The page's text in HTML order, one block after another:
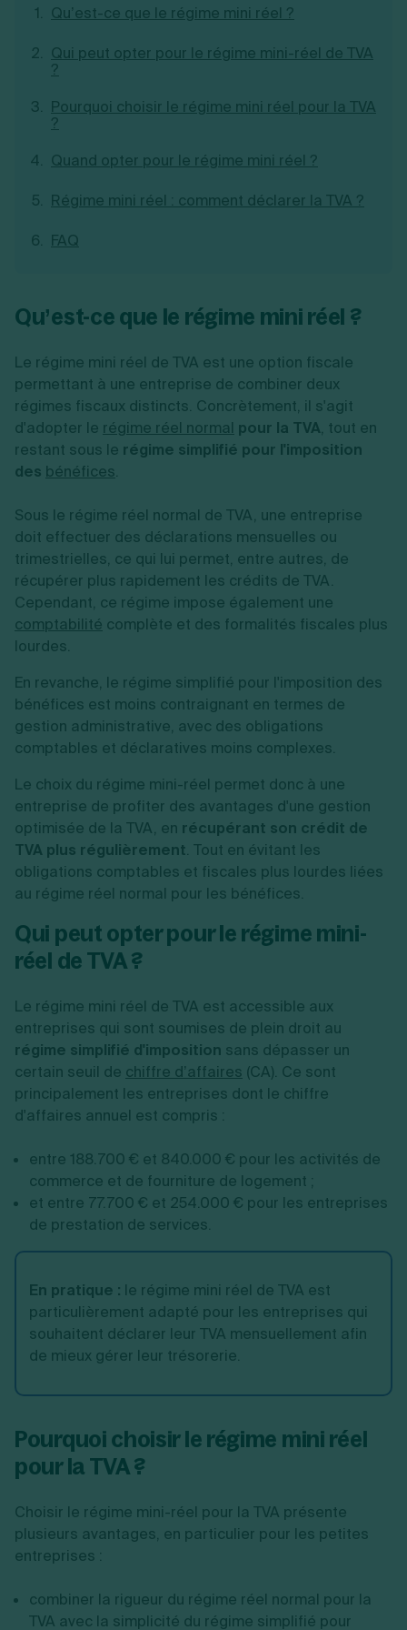
Toutes les modifications
Je souhaite être accompagné
Découvrez notre cabinet d'expertise
Création d'EURL
Création de SARL
Création de SAS
Création d'association
Aides à la création d’entreprise
Ouverture compte pro
Fermeture d’une entreprise
Création d'entreprise
Qu’est-ce que le régime mini réel ?
Qui peut opter pour le régime mini-réel de TVA
?
Pourquoi choisir le régime mini réel pour la TVA
?
Quand opter pour le régime mini réel ?
Régime mini réel : comment déclarer la TVA ?
FAQ
Qu’est-ce que le régime mini réel ?
Le régime mini réel de TVA est une option fiscale
permettant à une entreprise de combiner deux
régimes fiscaux distincts. Concrètement, il s'agit
d'adopter le régime réel normal pour la TVA, tout en
restant sous le régime simplifié pour l'imposition
des bénéfices.
Sous le régime réel normal de TVA, une entreprise
doit effectuer des déclarations mensuelles ou
trimestrielles, ce qui lui permet, entre autres, de
récupérer plus rapidement les crédits de TVA.
Cependant, ce régime impose également une
comptabilité complète et des formalités fiscales plus
lourdes.
En revanche, le régime simplifié pour l'imposition des
bénéfices est moins contraignant en termes de
gestion administrative, avec des obligations
comptables et déclaratives moins complexes.
Le choix du régime mini-réel permet donc à une
entreprise de profiter des avantages d'une gestion
optimisée de la TVA, en récupérant son crédit de
TVA plus régulièrement. Tout en évitant les
obligations comptables et fiscales plus lourdes liées
au régime réel normal pour les bénéfices.
Qui peut opter pour le régime mini-
réel de TVA ?
Le régime mini réel de TVA est accessible aux
entreprises qui sont soumises de plein droit au
régime simplifié d'imposition sans dépasser un
certain seuil de chiffre d’affaires (CA). Ce sont
principalement les entreprises dont le chiffre
d'affaires annuel est compris :
entre 188.700 € et 840.000 € pour les activités de
commerce et de fourniture de logement ;
et entre 77.700 € et 254.000 € pour les entreprises
de prestation de services.
En pratique : le régime mini réel de TVA est
particulièrement adapté pour les entreprises qui
souhaitent déclarer leur TVA mensuellement afin
de mieux gérer leur trésorerie.
Pourquoi choisir le régime mini réel
pour la TVA ?
Choisir le régime mini-réel pour la TVA présente
plusieurs avantages, en particulier pour les petites
entreprises :
combiner la rigueur du régime réel normal pour la
TVA avec la simplicité du régime simplifié pour